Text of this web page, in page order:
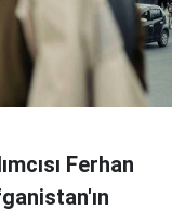
Ferhan